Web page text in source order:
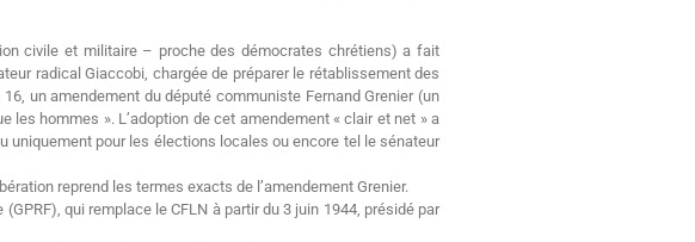
civile et militaire – proche des démocrates chrétiens) a fait
radical Giaccobi, chargée de préparer le rétablissement des
un amendement du député communiste Fernand Grenier (un
hommes ». L’adoption de cet amendement « clair et net » a
uniquement pour les élections locales ou encore tel le sénateur
reprend les termes exacts de l’amendement Grenier.
qui remplace le CFLN à partir du 3 juin 1944, présidé par